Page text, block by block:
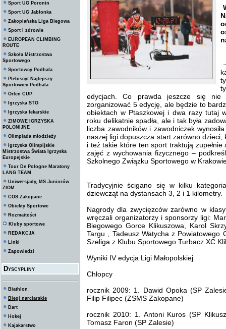
Sport UG Poronin
Sport UG Jabłonka
Zakopiańska Liga Biegowa
Sport i zdrowie
EUROPEAN CLIMBING
ROUTE
Szkoła Mistrzostwa
Sportowego
Sportowcy Podhala
Plebiscyt Najlepszy
Sportowiec Podhala
Orlen CUP
Igrzyska STO
Igrzyska lekarskie
ZIMOWE IGRZYSKA
POLONIJNE
Olimpiada młodzieży
Igrzyska Olimpijskie
Mistrzostwa Świata Igrzyska
Europejskie
Tour De Pologne Maratony
LANG TEAM
Uniwersjady, MS Juniorów
ZIOM
COS Zakopane
Obiekty Sportowe
Rozmaitości
Kluby sportowe
REDAKCJA
Linki
Zapowiedzi
Dyscypliny
Biathlon
Biegi narciarskie
Dart
Hokej
Kajakarstwo
edycjach. Co prawda jeszcze się
zorganizować 5 edycję, ale będzie to
obiektach w Ptaszkowej i dwa razy tutaj
roku delikatnie spadła, ale i tak była
liczba zawodników i zawodniczek
naszej ligi dopuszcza start zarówno
i też takie które ten sport traktują
zajęć z wychowania fizycznego –
Szkolnego Związku Sportowego w
Tradycyjnie ścigano się w kilku
dziewcząt na dystansach 3, 2 i 1 kilometry.
Nagrody dla zwycięzców zarówno w
wręczali organizatorzy i sponsorzy ligi:
Biegowego Gorce Klikuszowa, Karol
Targu , Tadeusz Watycha z Powiatowego
Szeliga z Klubu Sportowego Turbacz XC
Wyniki IV edycja Ligi Małopolskiej
Chłopcy
rocznik 2009: 1. Dawid Opoka (SP
Filip Filipec (ZSMS Zakopane)
rocznik 2010: 1. Antoni Kuros (SP
Tomasz Faron (SP Zalesie)